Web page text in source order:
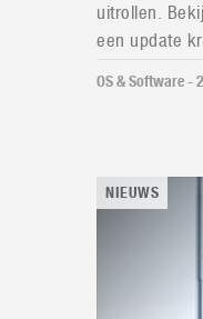
uitrollen.
een update
OS & Software -
NIEUWS